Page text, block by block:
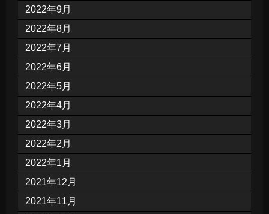
2022年9月
2022年8月
2022年7月
2022年6月
2022年5月
2022年4月
2022年3月
2022年2月
2022年1月
2021年12月
2021年11月